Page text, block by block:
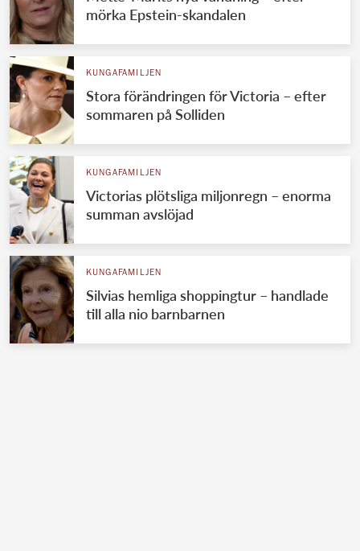
mörka Epstein-skandalen
KUNGAFAMILJEN
Stora förändringen för Victoria – efter
sommaren på Solliden
KUNGAFAMILJEN
Victorias plötsliga miljonregn – enorma
summan avslöjad
KUNGAFAMILJEN
Silvias hemliga shoppingtur – handlade
till alla nio barnbarnen